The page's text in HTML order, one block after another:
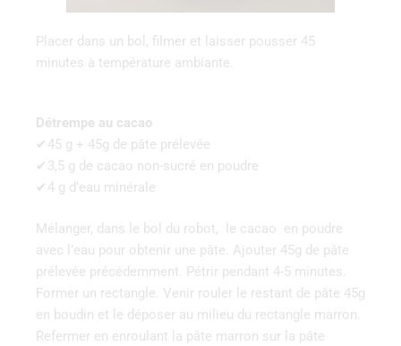
Placer dans un bol, filmer et laisser pousser 45
minutes à température ambiante.
Détrempe au cacao
✔45 g + 45g de pâte prélevée
✔3,5 g de cacao non-sucré en poudre
✔4 g d’eau minérale
Mélanger, dans le bol du robot, le cacao en poudre
avec l’eau pour obtenir une pâte. Ajouter 45g de pâte
prélevée précédemment. Pétrir pendant 4-5 minutes.
Former un rectangle. Venir rouler le restant de pâte 45g
en boudin et le déposer au milieu du rectangle marron.
Refermer en enroulant la pâte marron sur la pâte